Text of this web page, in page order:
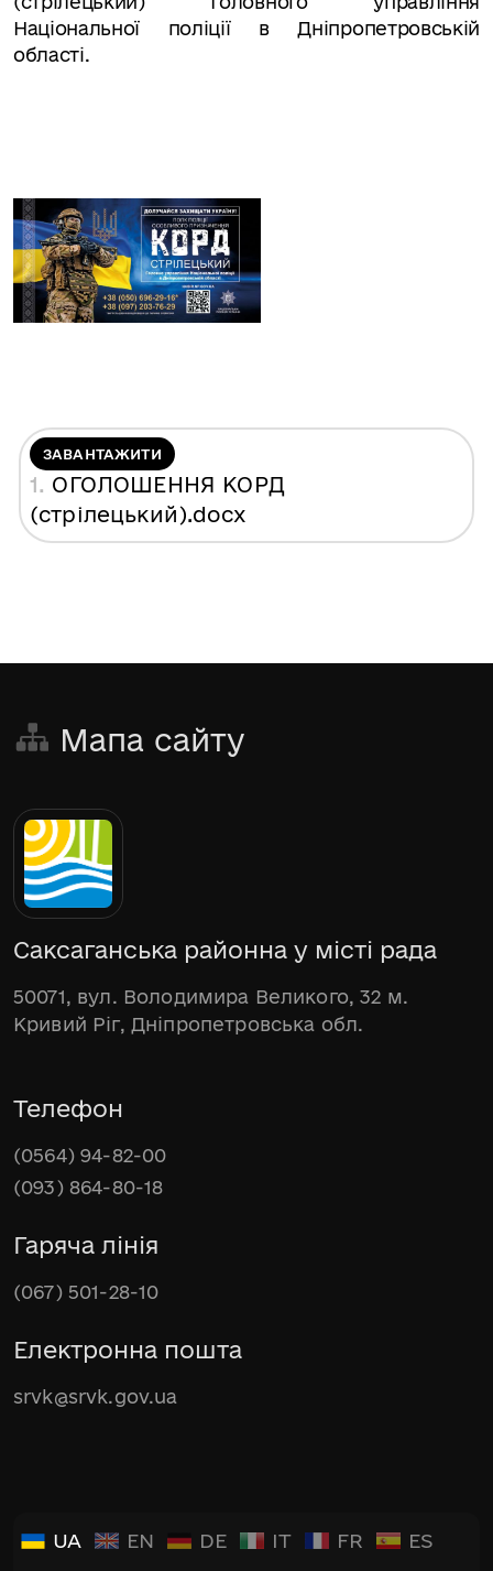
Національної поліції в Дніпропетровській
області.
ЗАВАНТАЖИТИ
1. ОГОЛОШЕННЯ КОРД
(стрілецький).docx
Мапа сайту
Саксаганська районна у місті рада
50071, вул. Володимира Великого, 32 м.
Кривий Ріг, Дніпропетровська обл.
Телефон
(0564) 94-82-00
(093) 864-80-18
Гаряча лінія
(067) 501-28-10
Електронна пошта
srvk@srvk.gov.ua
UA EN DE IT FR ES